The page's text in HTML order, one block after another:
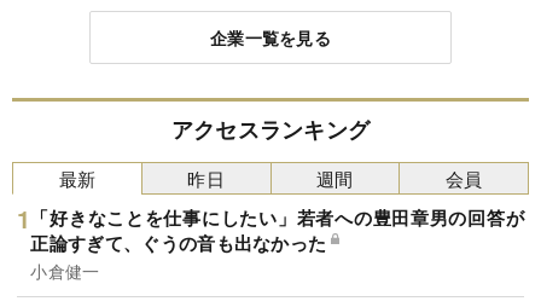
企業一覧を見る
アクセスランキング
最新
「好きなことを仕事にしたい」若者への豊田章男の回答が
正論すぎて、ぐうの音も出なかった
小倉健一
昨日 週間 会員